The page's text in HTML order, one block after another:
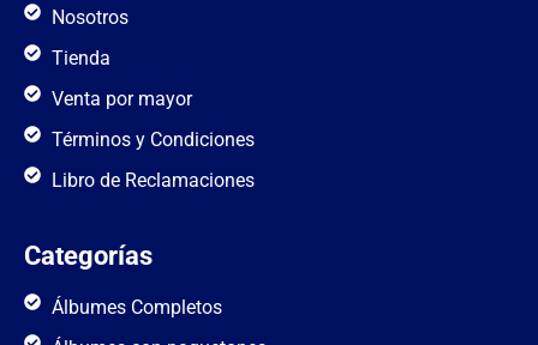
Nosotros
Tienda
Venta por mayor
Términos y Condiciones
Libro de Reclamaciones
Categorías
Álbumes Completos